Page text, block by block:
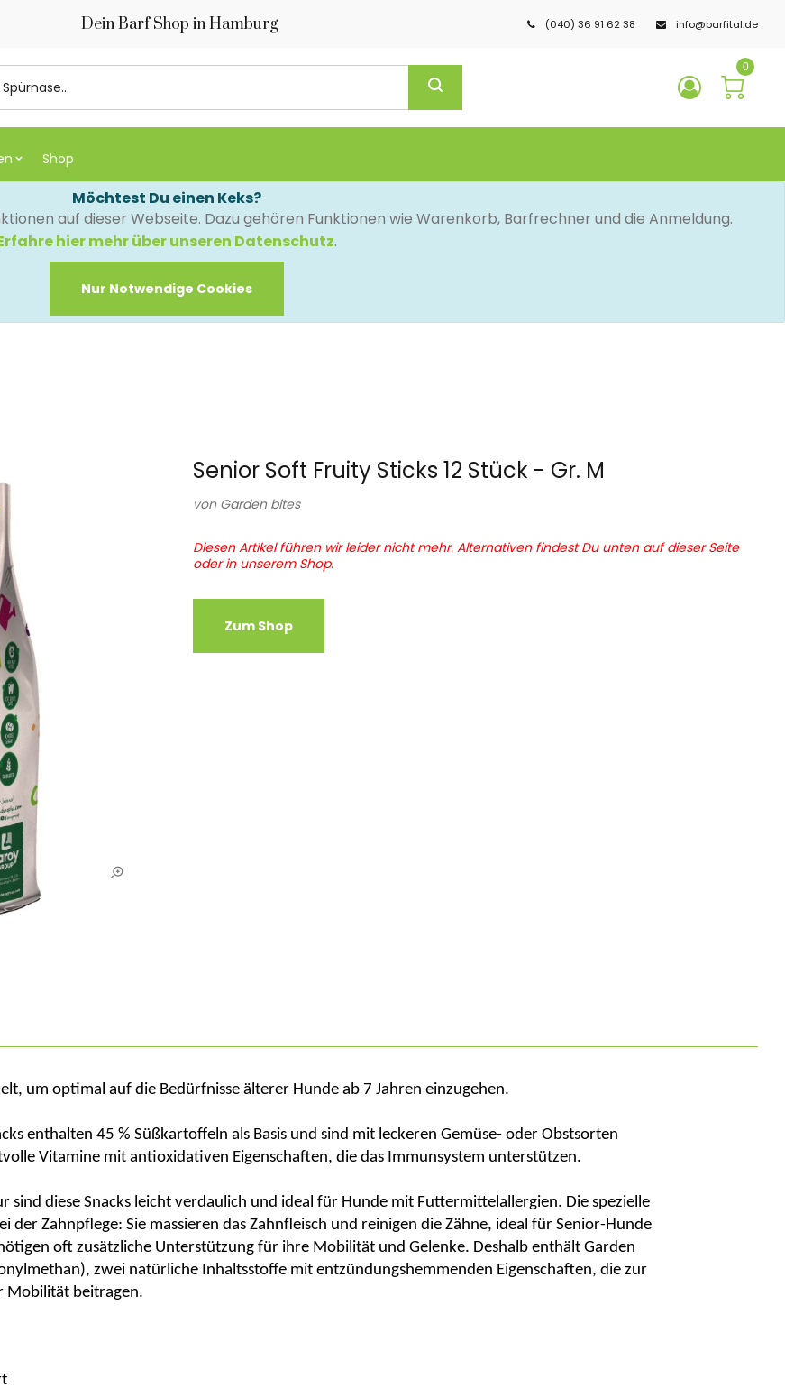
Dein Barf Shop in Hamburg (040) 36 91 62 38 info@barfital.de
0
Shop
Möchtest Du einen Keks?
auf dieser Webseite. Dazu gehören Funktionen wie Warenkorb, Barfrechner und die Anmeldung.
hier mehr über unseren Datenschutz.
Nur Notwendige Cookies
Senior Soft Fruity Sticks 12 Stück - Gr. M
von Garden bites
Diesen Artikel führen wir leider nicht mehr. Alternativen findest Du unten auf dieser Seite
oder in unserem Shop.
Zum Shop
um optimal auf die Bedürfnisse älterer Hunde ab 7 Jahren einzugehen.
enthalten 45 % Süßkartoffeln als Basis und sind mit leckeren Gemüse- oder Obstsorten
Vitamine mit antioxidativen Eigenschaften, die das Immunsystem unterstützen.
sind diese Snacks leicht verdaulich und ideal für Hunde mit Futtermittelallergien. Die spezielle
der Zahnpflege: Sie massieren das Zahnfleisch und reinigen die Zähne, ideal für Senior-Hunde
oft zusätzliche Unterstützung für ihre Mobilität und Gelenke. Deshalb enthält Garden
), zwei natürliche Inhaltsstoffe mit entzündungshemmenden Eigenschaften, die zur
Mobilität beitragen.